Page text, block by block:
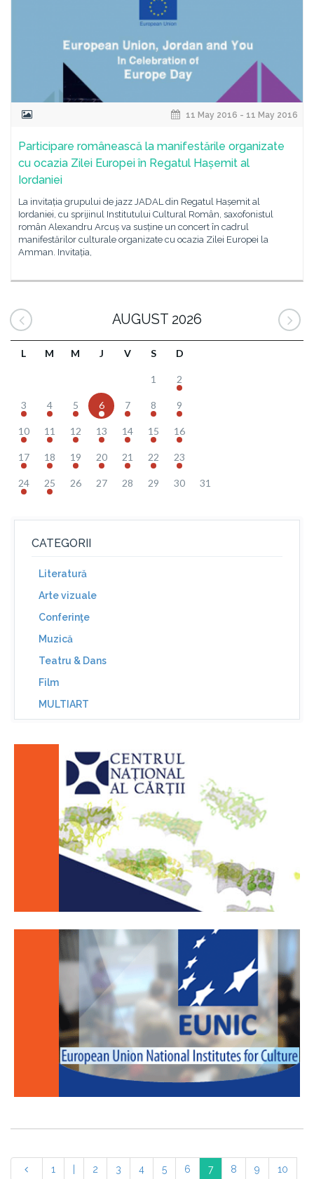
11 May 2016 - 11 May 2016
Participare românească la manifestările organizate
cu ocazia Zilei Europei în Regatul Hașemit al
Iordaniei
La invitația grupului de jazz JADAL din Regatul Hașemit al
Iordaniei, cu sprijinul Institutului Cultural Român, saxofonistul
român Alexandru Arcuș va susține un concert în cadrul
manifestărilor culturale organizate cu ocazia Zilei Europei la
Amman. Invitația,
AUGUST 2026
L M M J V S D
1 2
3 4 5 6 7 8 9
10 11 12 13 14 15 16
17 18 19 20 21 22 23
24 25 26 27 28 29 30 31
CATEGORII
Literatură
Arte vizuale
Conferinţe
Muzică
Teatru & Dans
Film
MULTIART
1 2 3 4 5 6 7 8 9 10